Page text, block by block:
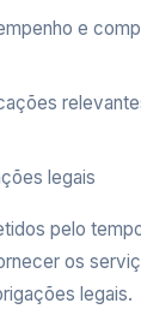
e
legais
pelo
os
legais.